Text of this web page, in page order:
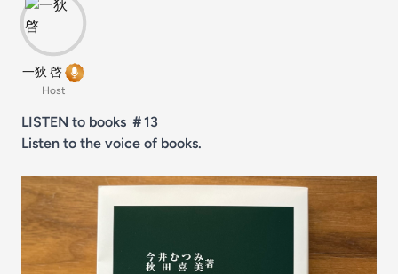
一狄 啓
Host
LISTEN to books ＃13
Listen to the voice of books.